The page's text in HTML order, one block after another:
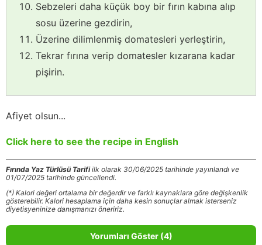
Sebzeleri daha küçük boy bir fırın kabına alıp
sosu üzerine gezdirin,
Üzerine dilimlenmiş domatesleri yerleştirin,
Tekrar fırına verip domatesler kızarana kadar
pişirin.
Afiyet olsun...
Click here to see the recipe in English
Fırında Yaz Türlüsü Tarifiilk olarak 30/06/2025 tarihinde yayınlandı ve
01/07/2025 tarihinde güncellendi.
(*) Kalori değeri ortalama bir değerdir ve farklı kaynaklara göre değişkenlik
gösterebilir. Kalori hesaplama için daha kesin sonuçlar almak isterseniz
diyetisyeninize danışmanızı öneririz.
Yorumları Göster (4)